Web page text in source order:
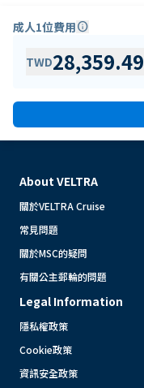
成人1位費用info
TWD28,359.49
About VELTRA
關於VELTRA Cruise
常見問題
關於MSC的疑問
有關公主郵輪的問題
Legal Information
隱私權政策
Cookie政策
資訊安全政策